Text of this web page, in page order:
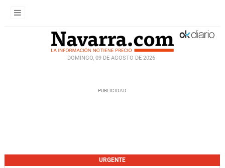
DOMINGO, 09 DE AGOSTO DE 2026
URGENTE